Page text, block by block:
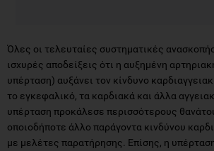
Όλες οι τελευταίες συστηματικές
ισχυρές αποδείξεις ότι η αυξημένη
υπέρταση) αυξάνει τον κίνδυνο
το εγκεφαλικό, τα καρδιακά και άλλα
υπέρταση προκάλεσε περισσότερους
οποιοδήποτε άλλο παράγοντα κινδύνου
με μελέτες παρατήρησης. Επίσης, η